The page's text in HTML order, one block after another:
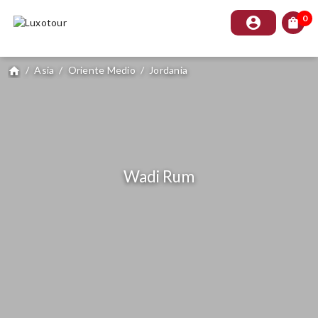
account_circle shopping_bag 0
home / Asia / Oriente Medio / Jordania
Wadi Rum